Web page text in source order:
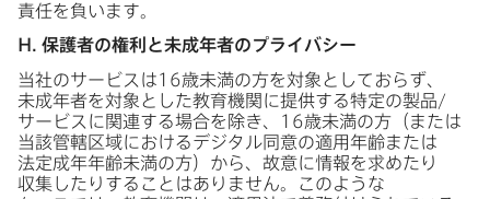
責任を​負います。
H . 保護者の​権利と​未成年者の​プライバシー
当社の​サービスは16歳未満の​方を​対象と​しておらず、​
未成年者を​対象とした​教育機関に​提供する​特定の​製品/
サービスに​関連する​場合を​除き、
16歳未満の​方​（または​
当該管轄区域に​おける​デジタル同意の​適用年齢または​
法定成年年齢未満の​方）から、​故意に​情報を​求めたり​
収集したりする​ことは​ありません。​このような​